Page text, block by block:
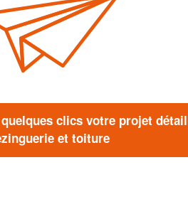
clics votre projet
et toiture